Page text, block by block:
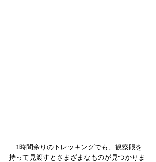
1時間余りのトレッキングでも、観察眼を
持って見渡すとさまざまなものが見つかりま